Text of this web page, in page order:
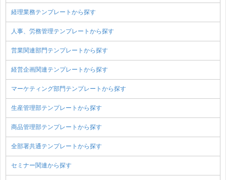
経理業務テンプレートから探す
人事、労務管理テンプレートから探す
営業関連部門テンプレートから探す
経営企画関連テンプレートから探す
マーケティング部門テンプレートから探す
生産管理部テンプレートから探す
商品管理部テンプレートから探す
全部署共通テンプレートから探す
セミナー関連から探す